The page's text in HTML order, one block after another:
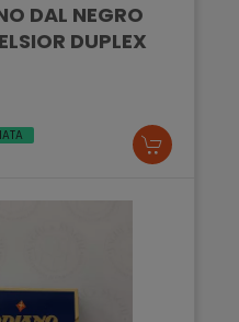
DAL NEGRO
DUPLEX